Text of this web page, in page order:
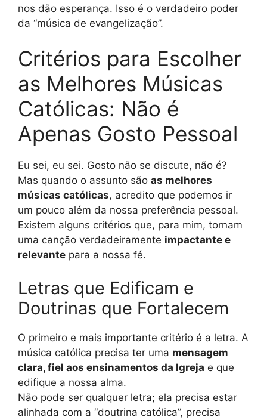
nos dão esperança. Isso é o verdadeiro poder
da “música de evangelização”.
Critérios para Escolher
as Melhores Músicas
Católicas: Não é
Apenas Gosto Pessoal
Eu sei, eu sei. Gosto não se discute, não é?
Mas quando o assunto são as melhores
músicas católicas, acredito que podemos ir
um pouco além da nossa preferência pessoal.
Existem alguns critérios que, para mim, tornam
uma canção verdadeiramente impactante e
relevante para a nossa fé.
Letras que Edificam e
Doutrinas que Fortalecem
O primeiro e mais importante critério é a letra. A
música católica precisa ter uma mensagem
clara, fiel aos ensinamentos da Igreja e que
edifique a nossa alma.
Não pode ser qualquer letra; ela precisa estar
alinhada com a “doutrina católica”, precisa